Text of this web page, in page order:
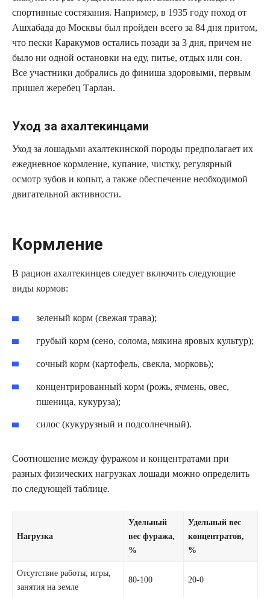
спортивные состязания. Например, в 1935 году поход от
Ашхабада до Москвы был пройден всего за 84 дня притом,
что пески Каракумов остались позади за 3 дня, причем не
было ни одной остановки на еду, питье, отдых или сон.
Все участники добрались до финиша здоровыми, первым
пришел жеребец Тарлан.
Уход за ахалтекинцами
Уход за лошадьми ахалтекинской породы предполагает их
ежедневное кормление, купание, чистку, регулярный
осмотр зубов и копыт, а также обеспечение необходимой
двигательной активности.
Кормление
В рацион ахалтекинцев следует включить следующие
виды кормов:
зеленый корм (свежая трава);
грубый корм (сено, солома, мякина яровых культур);
сочный корм (картофель, свекла, морковь);
концентрированный корм (рожь, ячмень, овес,
пшеница, кукуруза);
силос (кукурузный и подсолнечный).
Соотношение между фуражом и концентратами при
разных физических нагрузках лошади можно определить
по следующей таблице.
Нагрузка
Удельный
вес фуража,
%
Удельный вес
концентратов,
%
Отсутствие работы, игры,
занятия на земле
80-100 20-0